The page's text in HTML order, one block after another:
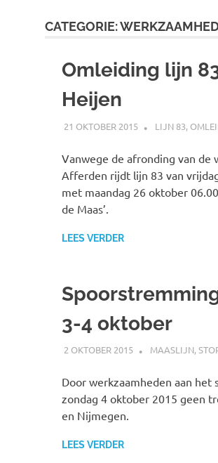
CATEGORIE:
Omleiding lijn
Heijen
21 OKTOBER 2015 JOHAN
LIJN 83,
Vanwege de afronding van de
Afferden rijdt lijn 83 van
met maandag 26 oktober
de Maas’.
LEES VERDER
3-4 oktober
2 OKTOBER 2015 JOHAN
MAASLIJN,
Door werkzaamheden aan het
zondag 4 oktober 2015 geen
en Nijmegen.
LEES VERDER